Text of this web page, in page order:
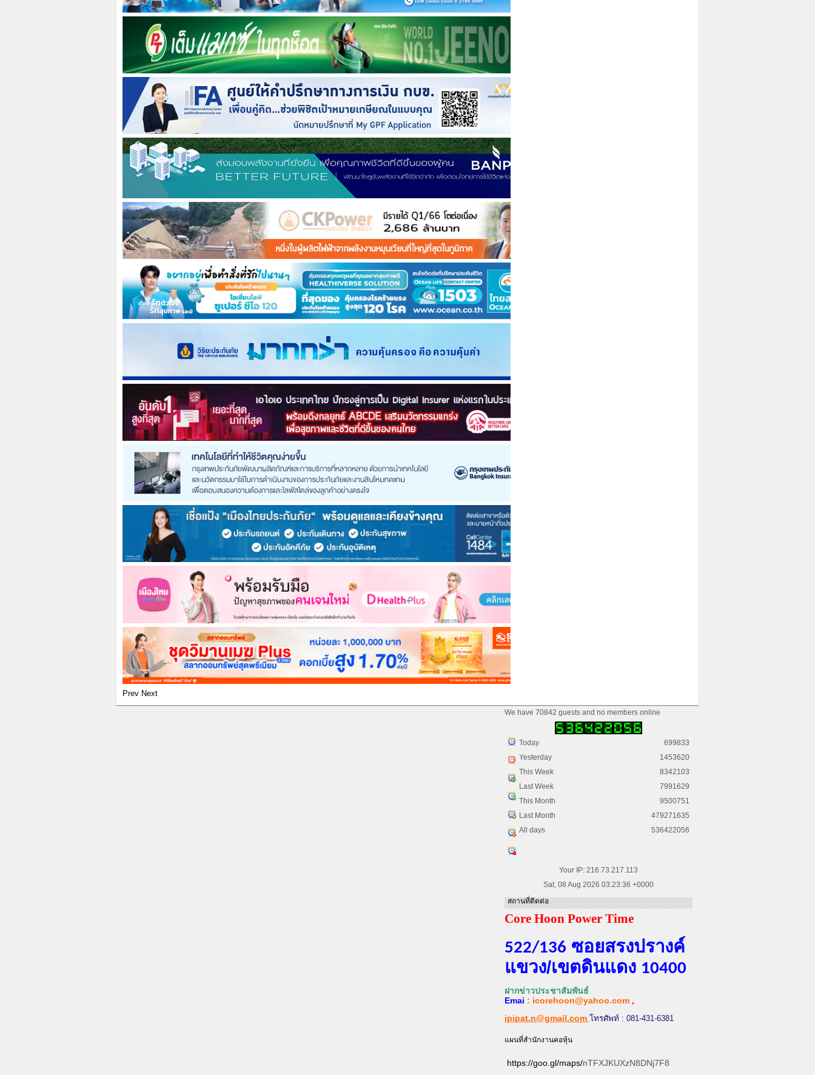
Prev Next
We have 70842 guests and no members online
Today
Yesterday
This Week
Last Week
This Month
Last Month
All days
699833
1453620
8342103
7991629
9500751
479271635
536422056
Your IP: 216.73.217.113
Sat, 08 Aug 2026 03:23:36 +0000
สถานที่ติดต่อ
Core Hoon Power Time
522/136 ซอยสรงปรางค์
แขวง​/เขต​ดินแดง​ 10400
ฝากข่าวประชาสัมพันธ์
Emai : icorehoon@yahoo.com ,
ipipat.n@gmail.com โทรศัพท์ : 081-431-6381
แผนที่สำนักงานคอหุ้น
https://goo.gl/maps/nTFXJKUXzN8DNj7F8